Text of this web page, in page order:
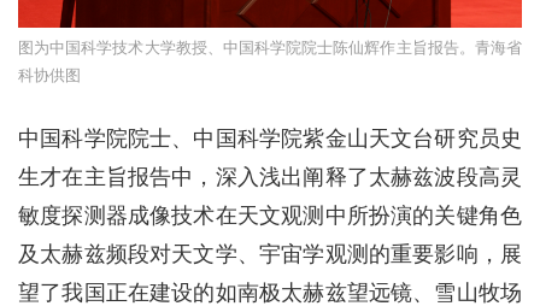
图为中国科学技术大学教授、中国科学院院士陈仙辉作主旨报告。青海省
科协供图
中国科学院院士、中国科学院紫金山天文台研究员史
生才在主旨报告中，深入浅出阐释了太赫兹波段高灵
敏度探测器成像技术在天文观测中所扮演的关键角色
及太赫兹频段对天文学、宇宙学观测的重要影响，展
望了我国正在建设的如南极太赫兹望远镜、雪山牧场